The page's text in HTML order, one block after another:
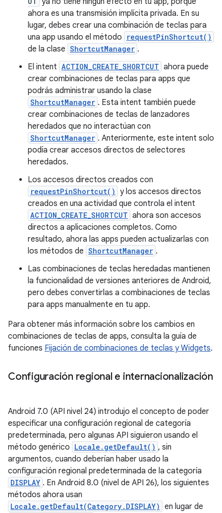
ahora es una transmisión implícita privada. En su
lugar, debes crear una combinación de teclas para
una app usando el método
requestPinShortcut()
de la clase ShortcutManager .
El intent ACTION_CREATE_SHORTCUT ahora puede
crear combinaciones de teclas para apps que
podrás administrar usando la clase
ShortcutManager . Esta intent también puede
crear combinaciones de teclas de lanzadores
heredados que no interactúan con
ShortcutManager . Anteriormente, este intent solo
podía crear accesos directos de selectores
heredados.
Los accesos directos creados con
requestPinShortcut() y los accesos directos
creados en una actividad que controla el intent
ACTION_CREATE_SHORTCUT ahora son accesos
directos a aplicaciones completos. Como
resultado, ahora las apps pueden actualizarlas con
los métodos de ShortcutManager .
Las combinaciones de teclas heredadas mantienen
la funcionalidad de versiones anteriores de Android,
pero debes convertirlas a combinaciones de teclas
para apps manualmente en tu app.
Para obtener más información sobre los cambios en
combinaciones de teclas de apps, consulta la guía de
funciones Fijación de combinaciones de teclas y Widgets.
Configuración regional e internacionalización
Android 7.0 (API nivel 24) introdujo el concepto de poder
especificar una configuración regional de categoría
predeterminada, pero algunas API siguieron usando el
método genérico Locale.getDefault() , sin
argumentos, cuando deberían haber usado la
configuración regional predeterminada de la categoría
DISPLAY . En Android 8.0 (nivel de API 26), los siguientes
métodos ahora usan
Locale.getDefault(Category.DISPLAY) en lugar de